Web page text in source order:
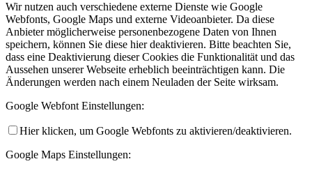
Wir nutzen auch verschiedene externe Dienste wie Google
Webfonts, Google Maps und externe Videoanbieter. Da diese
Anbieter möglicherweise personenbezogene Daten von Ihnen
speichern, können Sie diese hier deaktivieren. Bitte beachten Sie,
dass eine Deaktivierung dieser Cookies die Funktionalität und das
Aussehen unserer Webseite erheblich beeinträchtigen kann. Die
Änderungen werden nach einem Neuladen der Seite wirksam.
Google Webfont Einstellungen:
Hier klicken, um Google Webfonts zu aktivieren/deaktivieren.
Google Maps Einstellungen: